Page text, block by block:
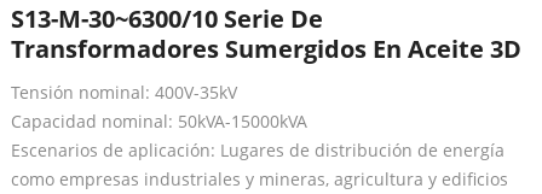
S13-M-30~6300/10 Serie De
Transformadores Sumergidos En Aceite 3D
Tensión nominal: 400V-35kV
Capacidad nominal: 50kVA-15000kVA
Escenarios de aplicación: Lugares de distribución de energía
como empresas industriales y mineras, agricultura y edificios